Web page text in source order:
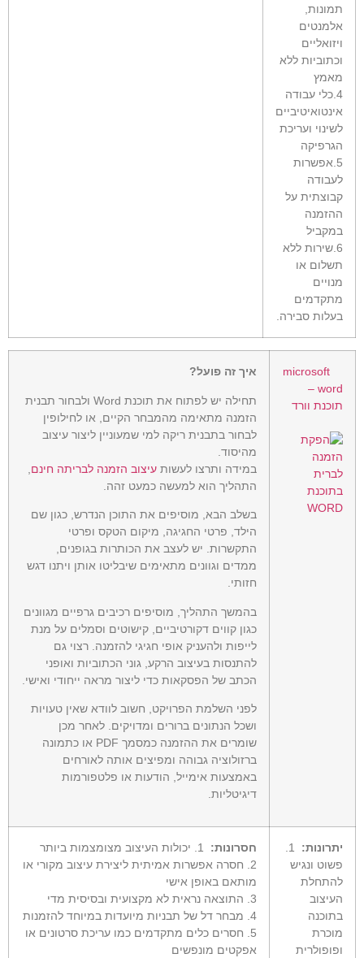
תמונות,
אלמנטים
ויזואליים
וכתוביות ללא
מאמץ
4.כלי עבודה
אינטואיטיביים
לשינוי ועריכת
הגרפיקה
5.אפשרות
לעבודה
קבוצתית על
ההזמנה
במקביל
6.שירות ללא
תשלום או
מנויים
מתקדמים
בעלות סבירה.
microsoft
word –
תוכנת וורד
איך זה פועל?
תחילה יש לפתוח את תוכנת Word ולבחור תבנית
הזמנה מתאימה מהמבחר הקיים, או לחילופין
לבחור בתבנית ריקה למי שמעוניין ליצור עיצוב
מהיסוד.
במידה ותרצו לעשותעיצוב הזמנה לבריתה חינם,
התהליך הוא למעשה כמעט זהה.
בשלב הבא, מוסיפים את התוכן הנדרש, כגון שם
הילד, פרטי החגיגה, מיקום הטקס ופרטי
התקשרות. יש לעצב את הכותרות בגופנים,
ממדים וגוונים מתאימים שיבליטו אותן ויתנו דגש
חזותי.
בהמשך התהליך, מוסיפים רכיבים גרפיים מגוונים
כגון קווים דקורטיביים, קישוטים וסמלים על מנת
לייפות ולהעניק אופי חגיגי להזמנה. רצוי גם
להתנסות בעיצוב הרקע, גוני הכתוביות ואופני
הכתב של הפסקאות כדי ליצור מראה ייחודי ואישי.
לפני השלמת הפרויקט, חשוב לוודא שאין טעויות
ושכל הנתונים ברורים ומדויקים. לאחר מכן
שומרים את ההזמנה כמסמך PDF או כתמונה
ברזולוציה גבוהה ומפיצים אותה לאורחים
באמצעות אימייל, הודעות או פלטפורמות
דיגיטליות.
יתרונות:
פשוט ונגיש
להתחלת
העיצוב
בתוכנה
מוכרת
ופופולרית
חסרונות:1. יכולות העיצוב מצומצמות ביותר
2. חסרה אפשרות אמיתית ליצירת עיצוב מקורי או
מותאם באופן אישי
5. חסרים כלים מתקדמים כמו עריכת סרטונים או
אפקטים מונפשים